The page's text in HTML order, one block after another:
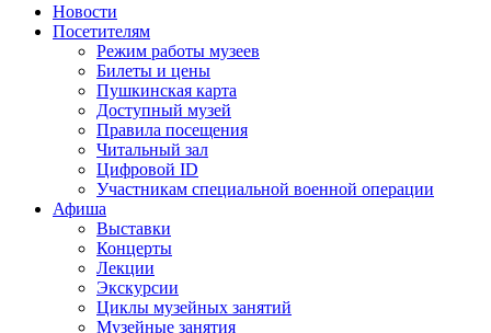
Новости
Посетителям
Режим работы музеев
Билеты и цены
Пушкинская карта
Доступный музей
Правила посещения
Читальный зал
Цифровой ID
Участникам специальной военной операции
Афиша
Выставки
Концерты
Лекции
Экскурсии
Циклы музейных занятий
Музейные занятия